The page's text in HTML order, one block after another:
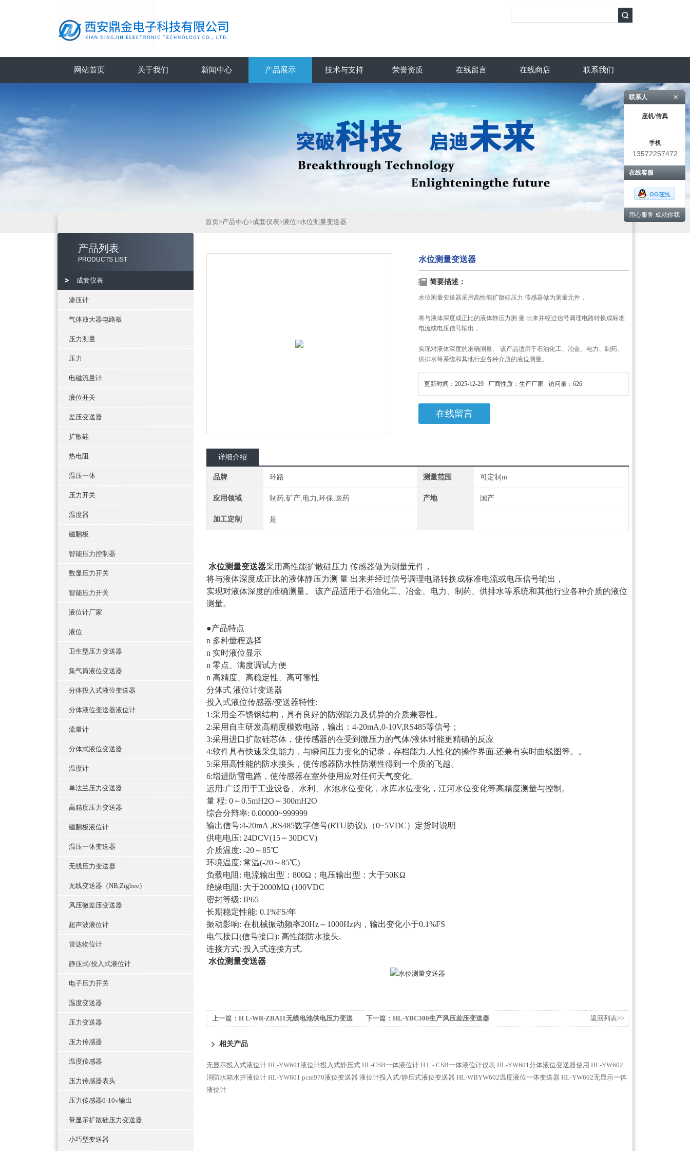
网站首页 关于我们 新闻中心 产品展示 技术与支持 荣誉资质 在线留言 在线商店 联系我们
产品列表
PRODUCTS LIST
成套仪表
渗压计
气体放大器电路板
压力测量
压力
电磁流量计
液位开关
差压变送器
扩散硅
热电阻
温压一体
压力开关
温度器
磁翻板
智能压力控制器
数显压力开关
智能压力开关
液位计厂家
液位
卫生型压力变送器
集气筒液位变送器
分体投入式液位变送器
分体液位变送器液位计
流量计
分体式液位变送器
温度计
单法兰压力变送器
高精度压力变送器
磁翻板液位计
温压一体变送器
无线压力变送器
无线变送器（NB,Zigbee）
风压微差压变送器
超声波液位计
雷达物位计
静压式/投入式液位计
电子压力开关
温度变送器
压力变送器
压力传感器
温度传感器
压力传感器表头
压力传感器0-10v输出
带显示扩散硅压力变送器
小巧型变送器
首页>产品中心>成套仪表>液位>水位测量变送器
水位测量变送器
简要描述：
水位测量变送器采用高性能扩散硅压力 传感器做为测量元件，
将与液体深度成正比的液体静压力测 量 出来并经过信号调理电路转换成标准
电流或电压信号输出，
实现对液体深度的准确测量。 该产品适用于石油化工、冶金、电力、制药、
供排水等系统和其他行业各种介质的液位测量。
更新时间：2025-12-29 厂商性质：生产厂家 访问量：626
在线留言
详细介绍
品牌 环路 测量范围 可定制m
应用领域 制药,矿产,电力,环保,医药 产地 国产
加工定制 是
水位测量变送器采用高性能扩散硅压力 传感器做为测量元件，
将与液体深度成正比的液体静压力测 量 出来并经过信号调理电路转换成标准电流或电压信号输出，
实现对液体深度的准确测量。
该产品适用于石油化工、冶金、电力、制药、供排水等系统和其他行业各种介质的液位
测量。
●产品特点
n 多种量程选择
n 实时液位显示
n 零点、满度调试方便
n 高精度、高稳定性、高可靠性
分体式 液位计变送器
投入式液位传感器/变送器特性:
1:采用全不锈钢结构，具有良好的防潮能力及优异的介质兼容性。
2:采用自主研发高精度模数电路，输出：4-20mA,0-10V,RS485等信号；
3:采用进口扩散硅芯体，使传感器的在受到微压力的气体/液体时能更精确的反应
4:软件具有快速采集能力，与瞬间压力变化的记录，存档能力.人性化的操作界面.还兼有实时曲线图等。。
5:采用高性能的防水接头，使传感器防水性防潮性得到一个质的飞越。
6:增进防雷电路，使传感器在室外使用应对任何天气变化。
运用 :广泛用于工业设备、水利、水池水位变化，水库水位变化，江河水位变化等高精度测量与控制。
量 程: 0～0.5mH2O～300mH2O
综合分辩率: 0.00000~999999
输出信号:4-20mA ,RS485数字信号(RTU协议),（0~5VDC）定货时说明
供电电压: 24DCV(15～30DCV)
介质温度: -20～85℃
环境温度: 常温(-20～85℃)
负载电阻 : 电流输出型：800Ω；电压输出型：大于50KΩ
绝缘电阻 : 大于2000MΩ (100VDC
密封等级: IP65
长期稳定性能: 0.1%FS/年
振动影响: 在机械振动频率20Hz～1000Hz内，输出变化小于0.1%FS
电气接口(信号接口): 高性能防水接头.
连接方式: 投入式连接方式.
水位测量变送器
上一篇： H L-WR-ZBA11无线电池供电压力变送
下一篇： HL-YBC300生产风压差压变送器 返回列表>>
相关产品
无显示投入式液位计 HL-YW601液位计投入式静压式 HL-CSB一体液位计 H L - CSB一体液位计仪表 HL-YW601分体液位变送器使用 HL-YW602
消防水箱水井液位计 HL-YW601 pcm970液位变送器 液位计投入式/静压式液位变送器 HL-WBYW602温度液位一体变送器 HL-YW602无显示一体
液位计
联系人
座机/传真
手机
13572257472
在线客服
用心服务 成就你我